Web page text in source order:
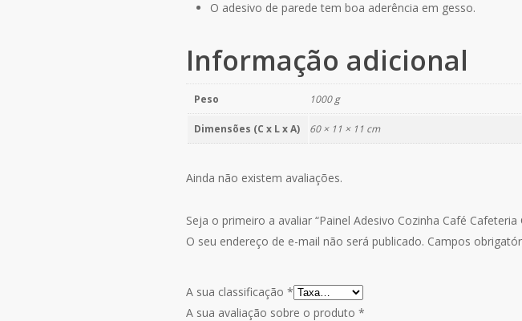
O adesivo de parede tem boa aderência em gesso.
Informação adicional
Peso 1000 g
Dimensões (C x L x A) 60 × 11 × 11 cm
Ainda não existem avaliações.
Seja o primeiro a avaliar “Painel Adesivo Cozinha Café Cafeteria
O seu endereço de e-mail não será publicado. Campos
A sua classificação *
A sua avaliação sobre o produto *